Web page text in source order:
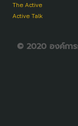
The Active
Active Talk
© 2020 องค์การ